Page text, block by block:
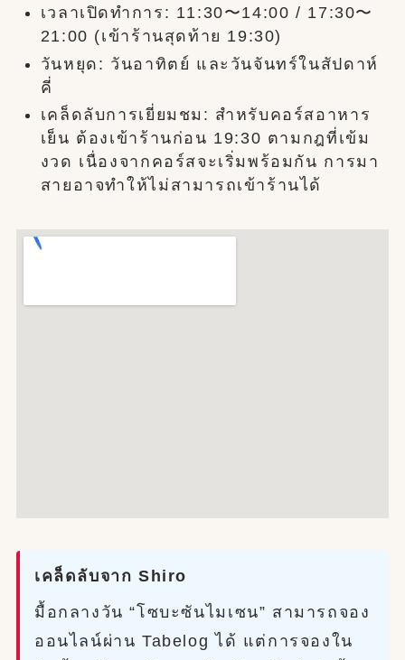
เวลาเปิดทำการ: 11:30〜14:00 / 17:30〜
21:00 (เข้าร้านสุดท้าย 19:30)
วันหยุด: วันอาทิตย์ และวันจันทร์ในสัปดาห์
คี่
เคล็ดลับการเยี่ยมชม: สำหรับคอร์สอาหาร
เย็น ต้องเข้าร้านก่อน 19:30 ตามกฎที่เข้ม
งวด เนื่องจากคอร์สจะเริ่มพร้อมกัน การมา
สายอาจทำให้ไม่สามารถเข้าร้านได้
เคล็ดลับจาก Shiro
มื้อกลางวัน “โซบะซันไมเซน” สามารถจอง
ออนไลน์ผ่าน Tabelog ได้ แต่การจองใน